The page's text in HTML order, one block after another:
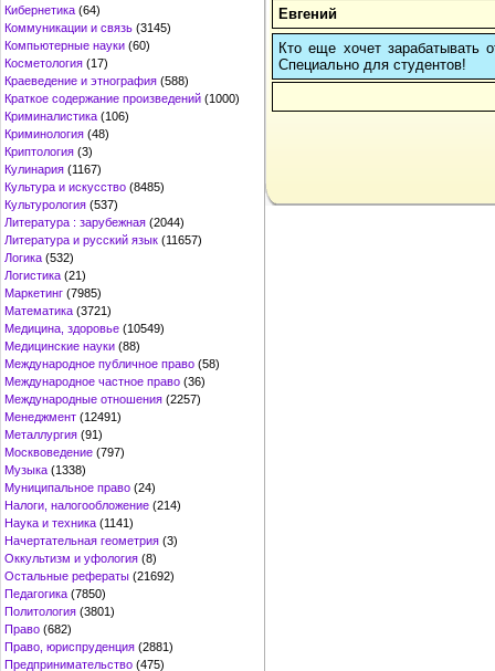
Кибернетика (64)
Коммуникации и связь (3145)
Компьютерные науки (60)
Косметология (17)
Краеведение и этнография (588)
Краткое содержание произведений (1000)
Криминалистика (106)
Криминология (48)
Криптология (3)
Кулинария (1167)
Культура и искусство (8485)
Культурология (537)
Литература : зарубежная (2044)
Литература и русский язык (11657)
Логика (532)
Логистика (21)
Маркетинг (7985)
Математика (3721)
Медицина, здоровье (10549)
Медицинские науки (88)
Международное публичное право (58)
Международное частное право (36)
Международные отношения (2257)
Менеджмент (12491)
Металлургия (91)
Москвоведение (797)
Музыка (1338)
Муниципальное право (24)
Налоги, налогообложение (214)
Наука и техника (1141)
Начертательная геометрия (3)
Оккультизм и уфология (8)
Остальные рефераты (21692)
Педагогика (7850)
Политология (3801)
Право (682)
Право, юриспруденция (2881)
Предпринимательство (475)
Евгений
Кто еще хочет зарабатывать
Cпециально для студентов!